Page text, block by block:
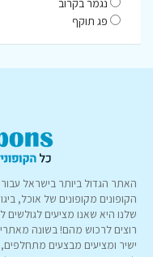
נגמר בקרוב
פג תוקף
האתר הגדול ביותר בישראל עבור
הקופונים מקופונים של אוכל,
שלנו היא שאנו מציעים
רוצים לרכוש מהם! בשונה
ישיר ומציעים מבצעים